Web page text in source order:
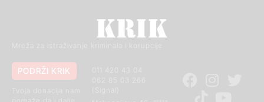
Mreža za istraživanje kriminala i korupcije
011 420 43 04
PODRŽI KRIK